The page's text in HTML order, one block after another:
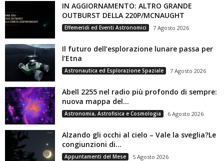
IN AGGIORNAMENTO: ALTRO GRANDE
OUTBURST DELLA 220P/MCNAUGHT
Effemeridi ed Eventi Astronomici 7 Agosto 2026
Il futuro dell’esplorazione lunare passa per
l’Etna
Astronautica ed Esplorazione Spaziale 7 Agosto 2026
Abell 2255 nel radio più profondo di sempre:
nuova mappa del...
Astronomia, Astrofisica e Cosmologia 6 Agosto 2026
Alzando gli occhi al cielo – Vale la sveglia?Le
congiunzioni di...
Appuntamenti del Mese 5 Agosto 2026